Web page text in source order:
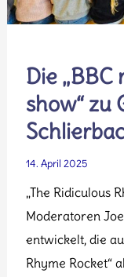
Die
show“ zu
14. April 2025
„The Ridiculous
Moderatoren
entwickelt, die
Rhyme Rocket“